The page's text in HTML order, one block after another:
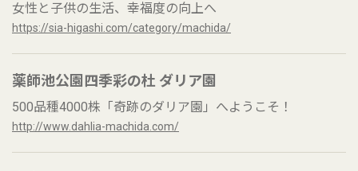
女性と子供の生活、幸福度の向上へ
https://sia-higashi.com/category/machida/
薬師池公園四季彩の杜 ダリア園
500品種4000株「奇跡のダリア園」へようこそ！
http://www.dahlia-machida.com/